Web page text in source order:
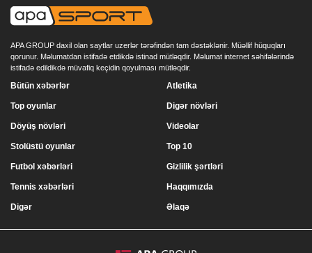
APA GROUP daxil olan saytlar uzerlər tərəfindən tam dəstəklənir. Müəllif hüquqları
qorunur. Məlumatdan istifadə etdikdə istinad mütləqdir. Məlumat internet səhifələrində
istifadə edildikdə müvafiq keçidin qoyulması mütləqdir.
Bütün xəbərlər
Top oyunlar
Döyüş növləri
Stolüstü oyunlar
Atletika
Digər növləri
Videolar
Top 10
Futbol xəbərləri
Tennis xəbərləri
Digər
Gizlilik şərtləri
Haqqımızda
Əlaqə